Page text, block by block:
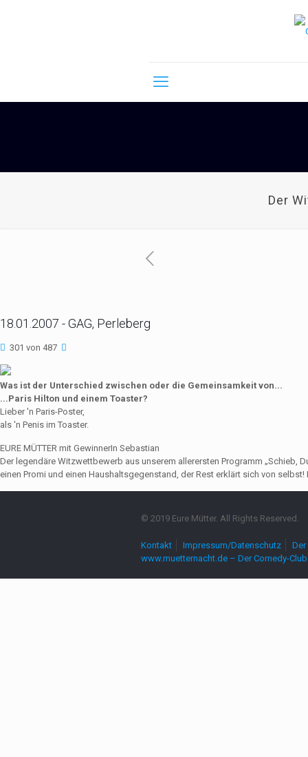
Der
18.01.2007 - GAG, Perleberg
301 von 487
Was ist der Unterschied zwischen oder die Gemeinsamkeit von...
...Paris Hilton und einem Toaster?
Lieber 'n Paris-Poster,
als 'n Penis im Toaster.
EURE MÜTTER mit GewinnerIn Sebastian
Der legendäre Witzwettbewerb aus unserem allerersten Programm „Schieb,
einen Promi und einen Haushaltsgegenstand, der Rest erklärt sich von
© 2019 Eure Mütter. All Rights Reserved.
Kontakt Impressum/Datenschutz
www.muetternacht.de – Der Comedy-Club